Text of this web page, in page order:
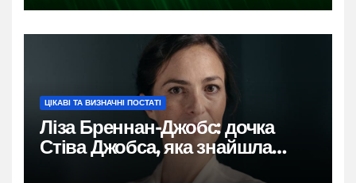
ЦІКАВІ ТА ВИЗНАЧНІ ПОСТАТІ
Ліза Бреннан-Джобс: дочка
Стіва Джобса, яка знайшла
власний голос